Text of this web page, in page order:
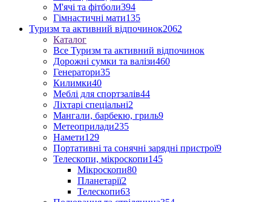
М'ячі та фітболи394
Гімнастичні мати135
Туризм та активний відпочинок2062
Каталог
Все Туризм та активний відпочинок
Дорожні сумки та валізи460
Генератори35
Килимки40
Меблі для спортзалів44
Ліхтарі спеціальні2
Мангали, барбекю, гриль9
Метеоприлади235
Намети129
Портативні та сонячні зарядні пристрої9
Телескопи, мікроскопи145
Мікроскопи80
Планетарії2
Телескопи63